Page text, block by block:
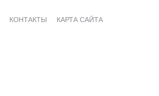
КОНТАКТЫ КАРТА САЙТА